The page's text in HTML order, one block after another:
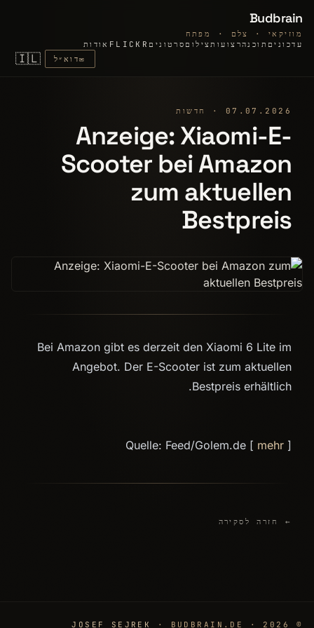
Budbrain
מוזיקאי · צלם · מפתח
עדכונים תוכנהרצועותצילום סרטונים FLICKR אודות
✉דוא״ל 🇮🇱
07.07.2026 · חדשות
Anzeige: Xiaomi-E-
Scooter bei Amazon
zum aktuellen
Bestpreis
Bei Amazon gibt es derzeit den Xiaomi 6 Lite im
Angebot. Der E-Scooter ist zum aktuellen
Bestpreis erhältlich.
Quelle: Feed/Golem.de [ mehr ]
← חזרה לסקירה
© 2026 ·
JOSEF SEJREK · BUDBRAIN.DE